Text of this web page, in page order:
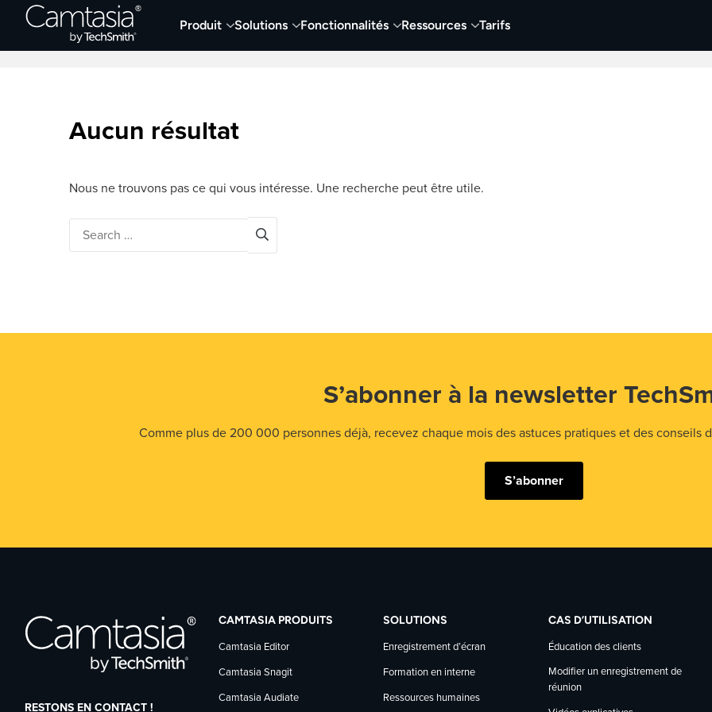
Passer
directement
Produit Solutions Fonctionnalités Ressources Tarifs
Derniers articles Capture et enregistrement vidéo Vidéo Visuels
Aucun résultat
Nous ne trouvons pas ce qui vous intéresse. Une recherche peut être utile.
S’abonner à la newsletter
Comme plus de 200 000 personnes déjà, recevez chaque mois des astuces pratiques et des conseils
S’abonner
RESTONS EN CONTACT !
CAMTASIA PRODUITS
Camtasia Editor
Camtasia Snagit
Camtasia Audiate
SOLUTIONS
Enregistrement d’écran
Formation en interne
Ressources humaines
CAS D’UTILISATION
Éducation des clients
Modifier un enregistrement de
réunion